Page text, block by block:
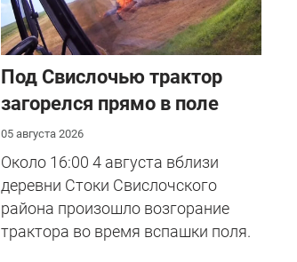
Под Свислочью трактор
загорелся прямо в поле
05 августа 2026
Около 16:00 4 августа вблизи
деревни Стоки Свислочского
района произошло возгорание
трактора во время вспашки поля.